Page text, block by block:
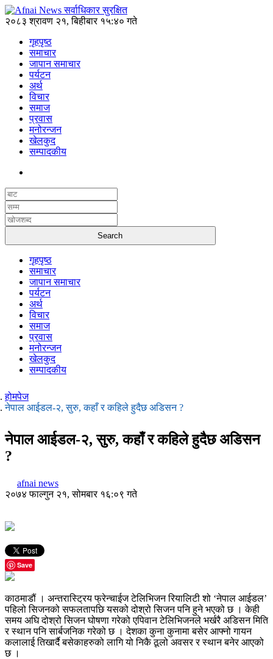
२०८३ श्रावण २१, बिहीबार १५:४० गते
गृहपृष्ठ
समाचार
जापान समाचार
पर्यटन
अर्थ
विचार
समाज
प्रवास
मनोरन्जन
खेलकुद
सम्पादकीय
गृहपृष्ठ
समाचार
जापान समाचार
पर्यटन
अर्थ
विचार
समाज
प्रवास
मनोरन्जन
खेलकुद
सम्पादकीय
होमपेज
नेपाल आईडल-२, सुरु, कहाँ र कहिले हुदैछ अडिसन ?
नेपाल आईडल-२, सुरु, कहाँ र कहिले हुदैछ अडिसन
?
afnai news
२०७४ फाल्गुन २१, सोमबार १६:०९ गते
Save
काठमाडौं । अन्तरास्ट्रिय फ्रेन्चाईज टेलिभिजन रियालिटी शो ‘नेपाल आईडल’
पहिलो सिजनको सफलतापछि यसको दोश्रो सिजन पनि हुने भएको छ । केही
समय अघि दोश्रो सिजन घोषणा गरेको एपिवान टेलिभिजनले भर्खरै अडिसन मिति
र स्थान पनि सार्बजनिक गरेको छ । देशका कुना कुनामा बसेर आफ्नो गायन
कलालाई तिखार्दै बसेकाहरुको लागि यो निकै ठूलो अवसर र स्थान बनेर आएको
छ ।